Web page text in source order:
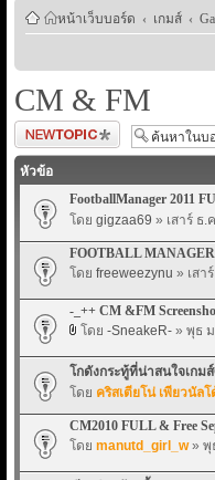
หน้าเว็บบอร์ด ‹ เกมส์ ‹
CM & FM
ตั้งกระทู้ใหม่
หัวข้อ
FootballManager 2011
โดย gigzaa69 » เสาร์ ธ.
FOOTBALL MANAGER
โดย freeweezynu » เสา
-_++ CM &FM
โดย -SneakeR- » พุธ
โกดังกระทู้ที่น่าสนใจเกม
โดย คริสเตียโน่ เพียวนัลโ
CM2010 FULL & Free
โดย manutd_girl_w» พุ